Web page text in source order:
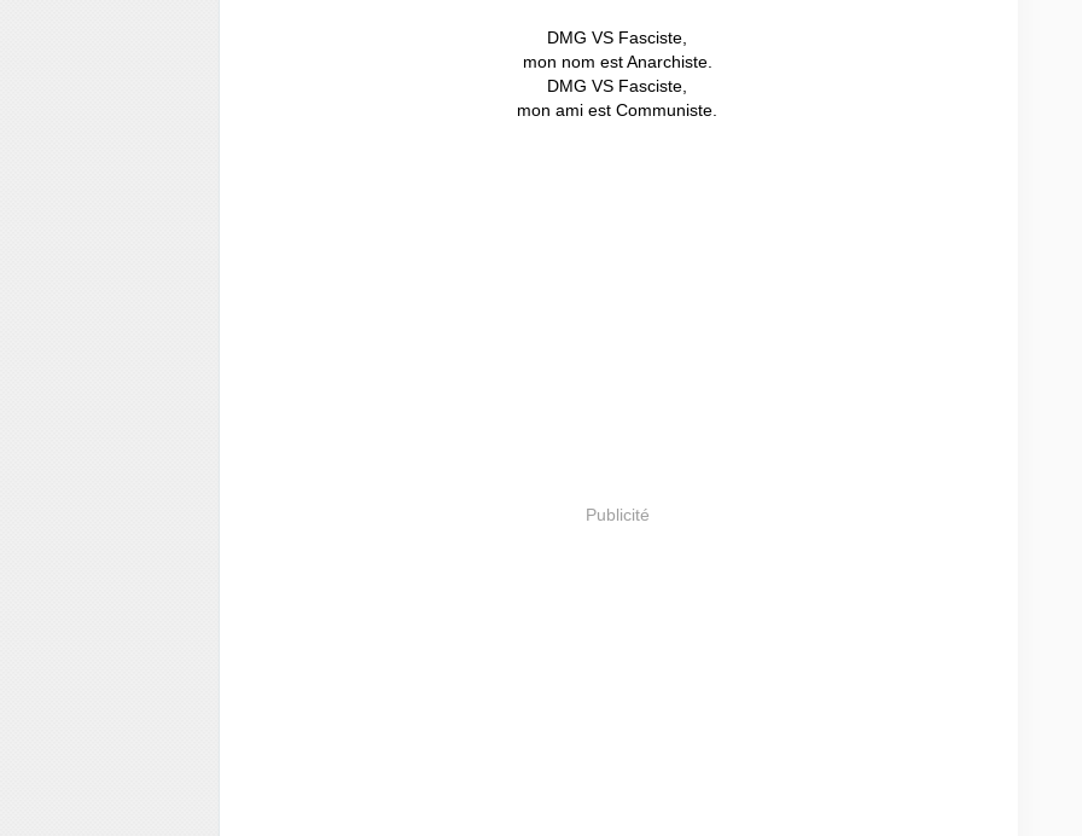
DMG VS Fasciste,
mon nom est Anarchiste.
DMG VS Fasciste,
mon ami est Communiste.
Publicité